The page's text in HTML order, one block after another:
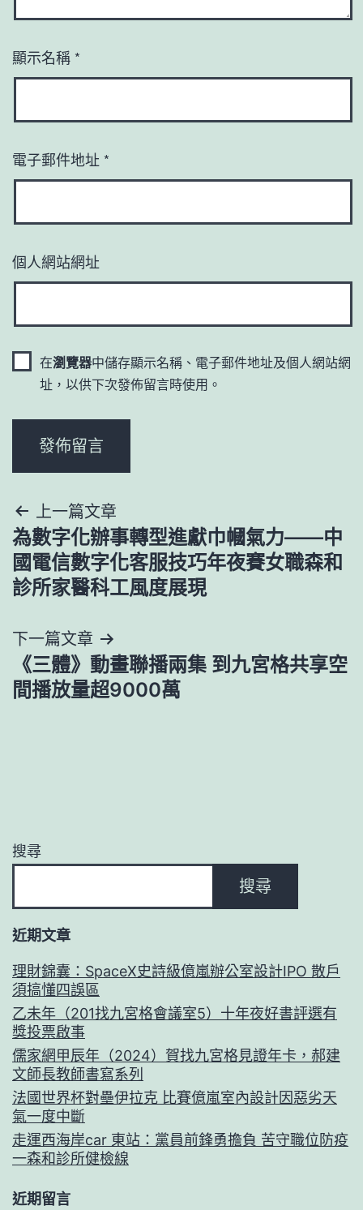
顯示名稱 *
電子郵件地址 *
個人網站網址
在瀏覽器中儲存顯示名稱、電子郵件地址及個人網站網
址，以供下次發佈留言時使用。
文
章
導
覽
上一篇文章
為數字化辦事轉型進獻巾幗氣力——中
國電信數字化客服技巧年夜賽女職森和
診所家醫科工風度展現
下一篇文章
《三體》動畫聯播兩集 到九宮格共享空
間播放量超9000萬
搜尋
搜尋
近期文章
理財錦囊：SpaceX史詩級億嵐辦公室設計IPO 散戶
須搞懂四誤區
乙未年（201找九宮格會議室5）十年夜好書評選有
獎投票啟事
儒家網甲辰年（2024）賀找九宮格見證年卡，郝建
文師長教師書寫系列
法國世界杯對壘伊拉克 比賽億嵐室內設計因惡劣天
氣一度中斷
走運西海岸car 東站：黨員前鋒勇擔負 苦守職位防疫
一森和診所健檢線
近期留言